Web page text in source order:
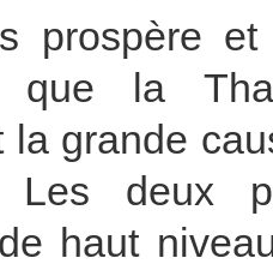
prospère
que la
la grande
deux
haut